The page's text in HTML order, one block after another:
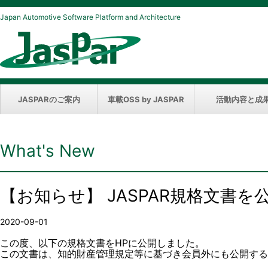
Japan Automotive Software Platform and Architecture
JASPARのご案内 車載OSS by JASPAR 活動内容と成
What's New
【お知らせ】 JASPAR規格文書を
2020-09-01
この度、以下の規格文書をHPに公開しました。
この文書は、知的財産管理規定等に基づき会員外にも公開す